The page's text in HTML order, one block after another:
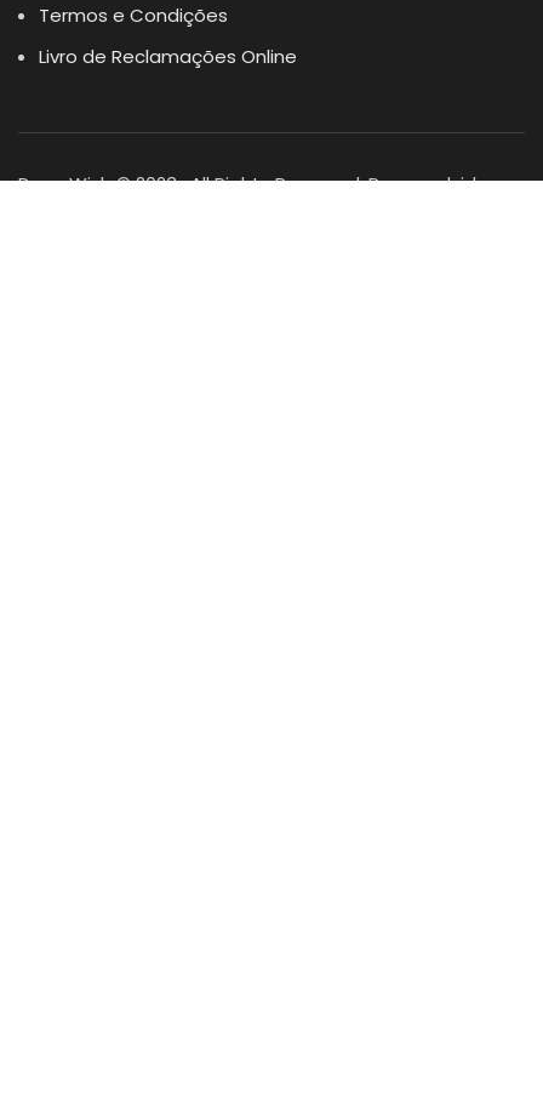
Termos e Condições
Livro de Reclamações Online
Dogs Wish © 2023 . All Rights Reserved. Desenvolvido por